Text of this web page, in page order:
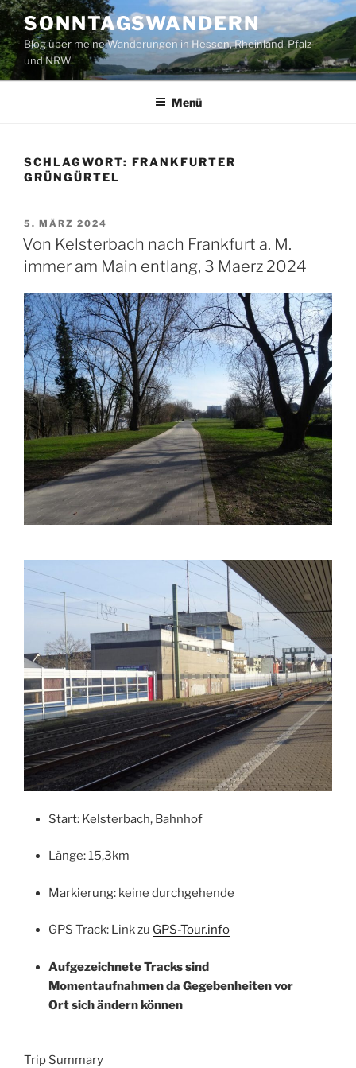
Zum
Inhalt
springen
SONNTAGSWANDERN
Blog über meine Wanderungen in Hessen, Rheinland-Pfalz
und NRW
Menü
SCHLAGWORT: FRANKFURTER
GRÜNGÜRTEL
VERÖFFENTLICHT
AM
5. MÄRZ 2024
Von Kelsterbach nach Frankfurt a. M.
immer am Main entlang, 3 Maerz 2024
Start: Kelsterbach, Bahnhof
Länge: 15,3km
Markierung: keine durchgehende
GPS Track: Link zu GPS-Tour.info
Aufgezeichnete Tracks sind
Momentaufnahmen da Gegebenheiten vor
Ort sich ändern können
Trip Summary